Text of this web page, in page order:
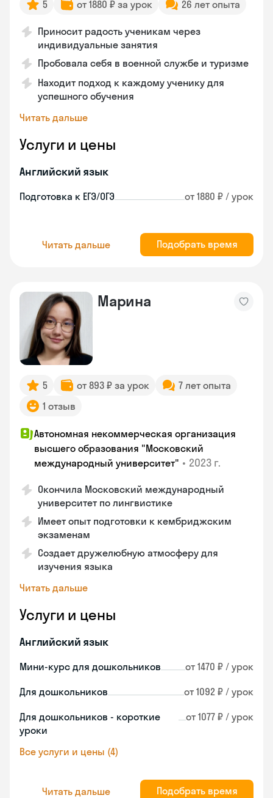
5 от 1880 ₽ за урок 26 лет опыта
Приносит радость ученикам через
индивидуальные занятия
Пробовала себя в военной службе и туризме
Находит подход к каждому ученику для
успешного обучения
Читать дальше
Услуги и цены
Английский язык
Подготовка к ЕГЭ/ОГЭ от 1880 ₽ / урок
Читать дальше Подобрать время
Марина
5 от 893 ₽ за урок
7 лет опыта
1 отзыв
Автономная некоммерческая организация
высшего образования "Московский
международный университет" • 2023 г.
Окончила Московский международный
университет по лингвистике
Имеет опыт подготовки к кембриджским
экзаменам
Создает дружелюбную атмосферу для
изучения языка
Читать дальше
Услуги и цены
Английский язык
Мини-курс для дошкольников от 1470 ₽ / урок
Для дошкольников от 1092 ₽ / урок
Для дошкольников - короткие
уроки
от 1077 ₽ / урок
Все услуги и цены (4)
Читать дальше Подобрать время